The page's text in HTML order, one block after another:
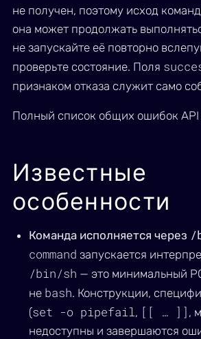
не получен, поэтому исход
она может продолжать
не запускайте её повторно
проверьте состояние. Поля
признаком отказа служит само
Полный список общих ошибок
Известные
особенности
Команда исполняется через /
command запускается
/bin/sh — это минимальный
не bash. Конструкции,
(set -o pipefail, [[ … ]] ,
недоступны и завершаются